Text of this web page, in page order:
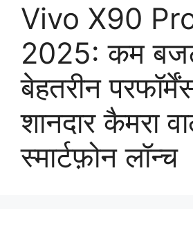
Vivo X90
2025: कम
बेहतरीन
शानदार कैमरा
स्मार्टफ़ोन लॉन्च